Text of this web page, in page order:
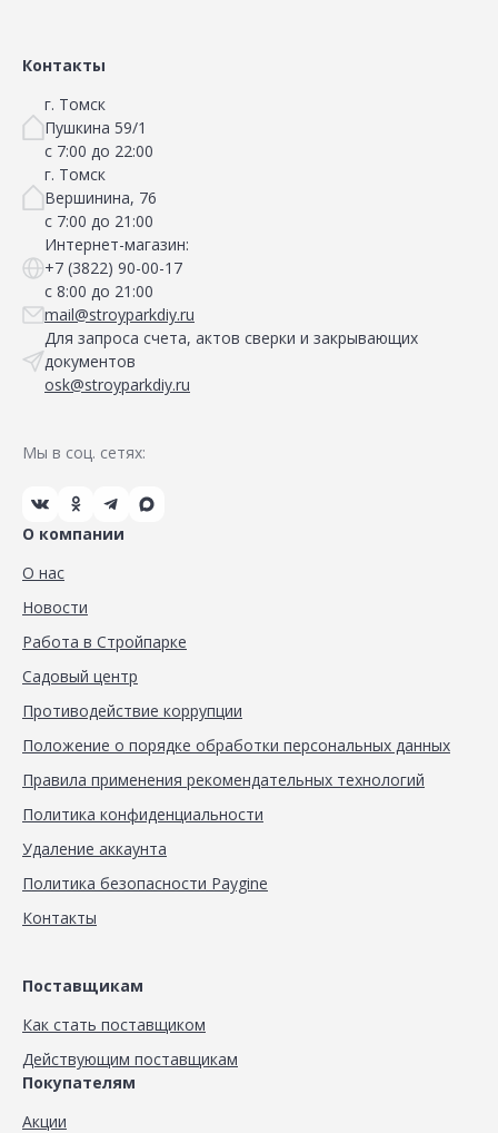
Контакты
г. Томск
Пушкина 59/1
с 7:00 до 22:00
г. Томск
Вершинина, 76
с 7:00 до 21:00
Интернет-магазин:
+7 (3822) 90-00-17
с 8:00 до 21:00
mail@stroyparkdiy.ru
Для запроса счета, актов сверки и закрывающих
документов
osk@stroyparkdiy.ru
Мы в соц. сетях:
О компании
О нас
Новости
Работа в Стройпарке
Садовый центр
Противодействие коррупции
Положение о порядке обработки персональных данных
Правила применения рекомендательных технологий
Политика конфиденциальности
Удаление аккаунта
Политика безопасности Paygine
Контакты
Поставщикам
Как стать поставщиком
Действующим поставщикам
Покупателям
Акции